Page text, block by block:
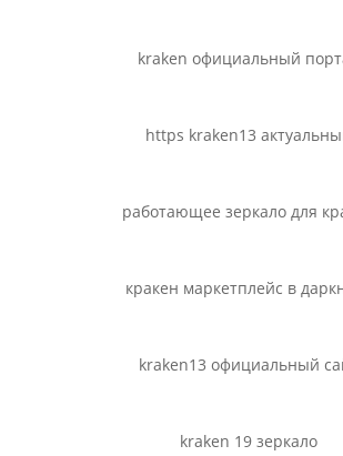
kraken официальный
https kraken13
работающее зеркало для
кракен маркетплейс в
kraken13 официальный
kraken 19 зеркало